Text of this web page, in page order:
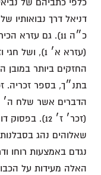
כ״ה 11). גם עזרא
החזקים ביותר במובן
בתנ״ך, בספר זכריה.
הדברים אשר שלח ה׳
(זכר׳ ז׳ 12).
שאלוהים נהג
האלה מעידות על